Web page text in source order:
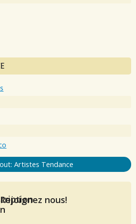
Artistes Tendance
nous!